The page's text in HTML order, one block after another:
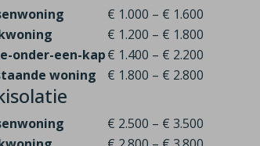
€ 1.000 – € 1.600
€ 1.200 – € 1.800
onder-een-kap€ 1.400 – € 2.200
woning
€ 1.800 – € 2.800
€ 2.500 – € 3.500